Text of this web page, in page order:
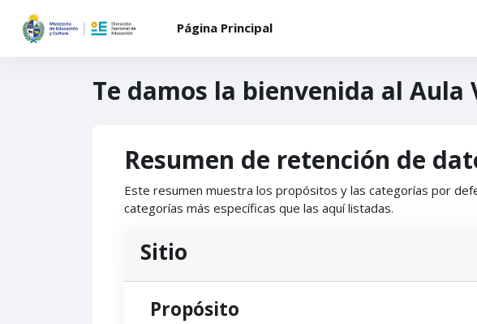
Página Principal
Te damos la bienvenida al Aula
Resumen de retención de
Este resumen muestra los propósitos y las categorías por
categorías más específicas que las aquí listadas.
Sitio
Propósito